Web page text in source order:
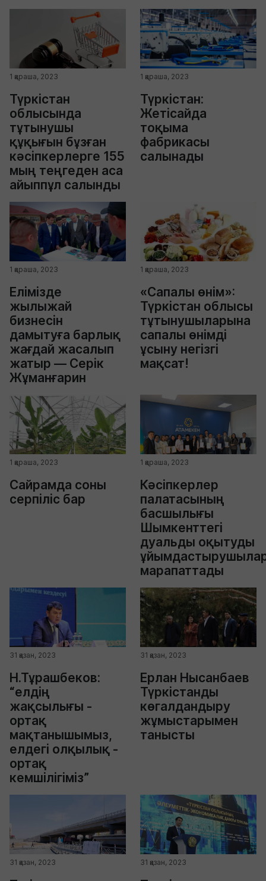
1 қараша, 2023
Түркістан
облысында
тұтынушы
құқығын бұзған
кәсіпкерлерге 155
мың теңгеден аса
айыппұл салынды
1 қараша, 2023
Түркістан:
Жетісайда
тоқыма
фабрикасы
салынады
1 қараша, 2023
Елімізде
жылыжай
бизнесін
дамытуға барлық
жағдай жасалып
жатыр — Серік
Жұманғарин
1 қараша, 2023
«Сапалы өнім»:
Түркістан облысы
тұтынушыларына
сапалы өнімді
ұсыну негізгі
мақсат!
1 қараша, 2023
Сайрамда соны
серпіліс бар
1 қараша, 2023
Кәсіпкерлер
палатасының
басшылығы
Шымкенттегі
дуальды оқытуды
марапаттады
31 қазан, 2023
Н.Тұрашбеков:
“елдің
жақсылығы -
ортақ
мақтанышымыз,
елдегі олқылық -
ортақ
кемшілігіміз”
31 қазан, 2023
Ерлан Нысанбаев
Түркістанды
көгалдандыру
жұмыстарымен
танысты
31 қазан, 2023 31 қазан, 2023